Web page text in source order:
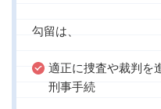
勾留は、
適正に捜査や裁判を
刑事手続